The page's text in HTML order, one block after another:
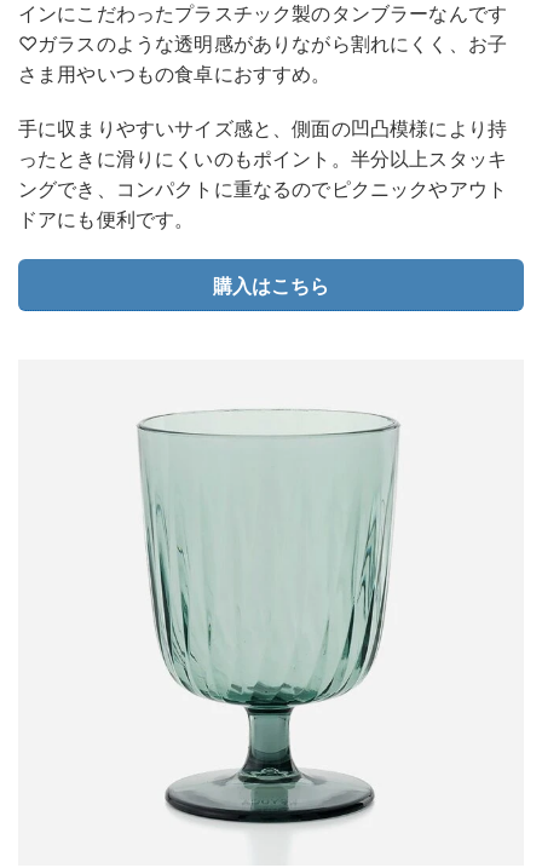
インにこだわったプラスチック製のタンブラーなんです
♡ガラスのような透明感がありながら割れにくく、お子
さま用やいつもの食卓におすすめ。
手に収まりやすいサイズ感と、側面の凹凸模様により持
ったときに滑りにくいのもポイント。半分以上スタッキ
ングでき、コンパクトに重なるのでピクニックやアウト
ドアにも便利です。
購入はこちら